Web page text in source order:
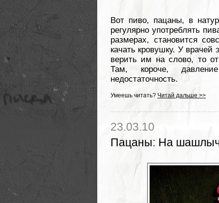
Вот пиво, пацаны, в
регулярно употреблять
размерах, становится
качать кровушку. У
верить им на слово, то
Там, короче,
недостаточность.
Умеешь читать? Читай дальше >>
23.03.10
Пацаны: На